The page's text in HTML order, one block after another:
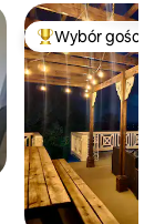
Wybór gości